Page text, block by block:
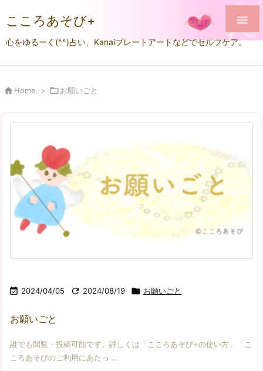
こころあそび+
心をゆるーく(^^)占い、Kanaiプレートアートなどでセルフケア。

 Home > お願いごと
 2024/04/05  2024/08/19  お願いごと
お願いごと
誰でも閲覧・投稿可能です。詳しくは「こころあそび+の使い方」「こ
ころあそびのご利用にあたっ ...